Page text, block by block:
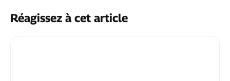
Réagissez à cet article